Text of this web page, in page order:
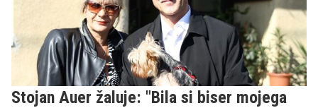
Stojan Auer žaluje: "Bila si biser mojega